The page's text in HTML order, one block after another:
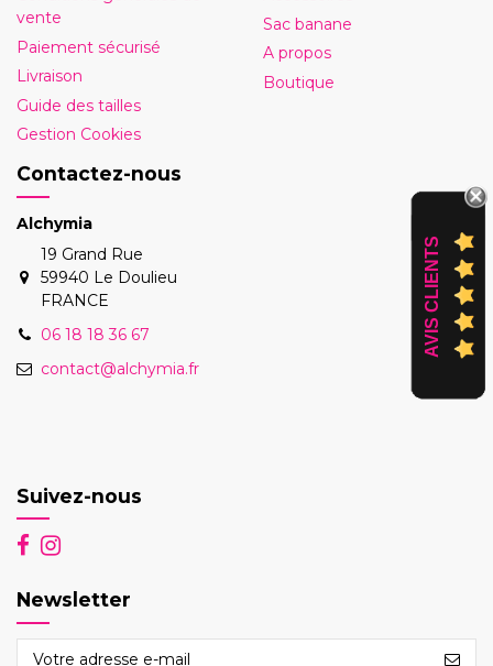
vente
Paiement sécurisé
Livraison
Guide des tailles
Gestion Cookies
Sac banane
A propos
Boutique
Contactez-nous
Alchymia
19 Grand Rue
59940 Le Doulieu
FRANCE
06 18 18 36 67
contact@alchymia.fr
AVIS CLIENTS
Suivez-nous
Newsletter